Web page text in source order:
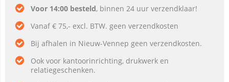
Voor 14:00 besteld, binnen 24 uur verzendklaar!
Vanaf € 75,- excl. BTW. geen verzendkosten
Bij afhalen in Nieuw-Vennep geen verzendkosten.
Ook voor kantoorinrichting, drukwerk en
relatiegeschenken.